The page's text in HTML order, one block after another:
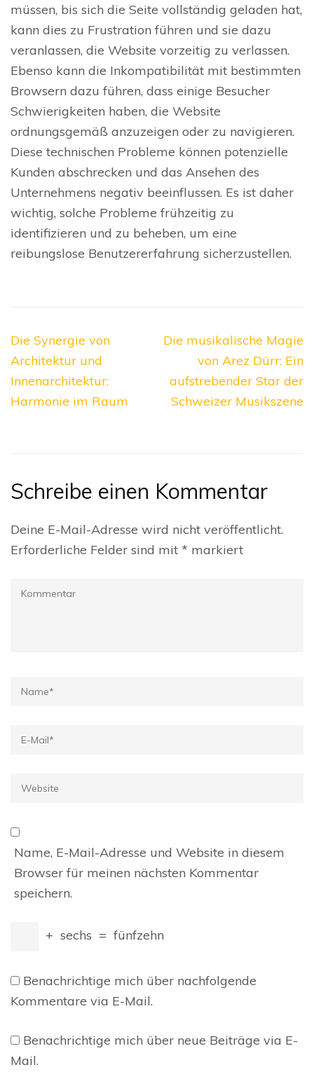
müssen, bis sich die Seite vollständig geladen hat,
kann dies zu Frustration führen und sie dazu
veranlassen, die Website vorzeitig zu verlassen.
Ebenso kann die Inkompatibilität mit bestimmten
Browsern dazu führen, dass einige Besucher
Schwierigkeiten haben, die Website
ordnungsgemäß anzuzeigen oder zu navigieren.
Diese technischen Probleme können potenzielle
Kunden abschrecken und das Ansehen des
Unternehmens negativ beeinflussen. Es ist daher
wichtig, solche Probleme frühzeitig zu
identifizieren und zu beheben, um eine
reibungslose Benutzererfahrung sicherzustellen.
Beitragsnavigation
Die Synergie von
Architektur und
Innenarchitektur:
Harmonie im Raum
Die musikalische Magie
von Arez Dürr: Ein
aufstrebender Star der
Schweizer Musikszene
Schreibe einen Kommentar
Deine E-Mail-Adresse wird nicht veröffentlicht.
Erforderliche Felder sind mit * markiert
Kommentar
Name*
E-
Website
Name, E-Mail-Adresse und Website in diesem
Browser für meinen nächsten Kommentar
speichern.
+ sechs = fünfzehn
Benachrichtige mich über nachfolgende
Kommentare via E-Mail.
Benachrichtige mich über neue Beiträge via E-
Mail.